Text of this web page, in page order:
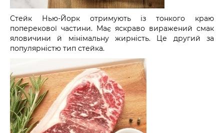
Стейк Нью-Йорк отримують із тонкого краю
поперекової частини. Має яскраво виражений смак
яловичини й мінімальну жирність. Це другий за
популярністю тип стейка.